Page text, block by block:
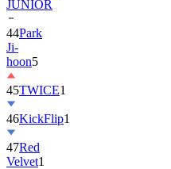
44Park
Ji-
hoon5
45TWICE
46KickFlip
47Red
Velvet
48